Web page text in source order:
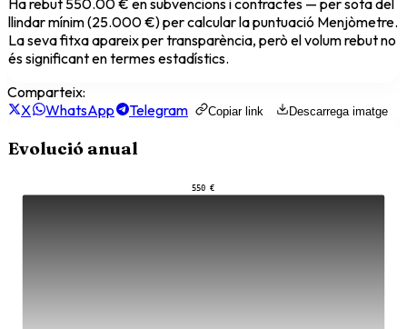
llindar mínim (25.000 €) per calcular la puntuació Menjòmetre.
La seva fitxa apareix per transparència, però el volum rebut no
és significant en termes estadístics.
Comparteix:
X
WhatsApp Telegram Copiar link Descarrega imatge
Evolució anual
550 €